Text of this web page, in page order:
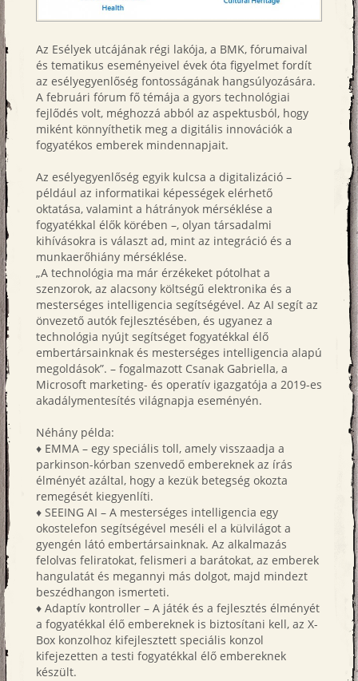
Az Esélyek utcájának régi lakója, a BMK, fórumaival
és tematikus eseményeivel évek óta figyelmet fordít
az esélyegyenlőség fontosságának hangsúlyozására.
A februári fórum fő témája a gyors technológiai
fejlődés volt, méghozzá abból az aspektusból, hogy
miként könnyíthetik meg a digitális innovációk a
fogyatékos emberek mindennapjait.
Az esélyegyenlőség egyik kulcsa a digitalizáció –
például az informatikai képességek elérhető
oktatása, valamint a hátrányok mérséklése a
fogyatékkal élők körében –, olyan társadalmi
kihívásokra is választ ad, mint az integráció és a
munkaerőhiány mérséklése.
„A technológia ma már érzékeket pótolhat a
szenzorok, az alacsony költségű elektronika és a
mesterséges intelligencia segítségével. Az AI segít az
önvezető autók fejlesztésében, és ugyanez a
technológia nyújt segítséget fogyatékkal élő
embertársainknak és mesterséges intelligencia alapú
megoldások”. – fogalmazott Csanak Gabriella, a
Microsoft marketing- és operatív igazgatója a 2019-es
akadálymentesítés világnapja eseményén.
Néhány példa:
♦ EMMA – egy speciális toll, amely visszaadja a
parkinson-kórban szenvedő embereknek az írás
élményét azáltal, hogy a kezük betegség okozta
remegését kiegyenlíti.
♦ SEEING AI – A mesterséges intelligencia egy
okostelefon segítségével meséli el a külvilágot a
gyengén látó embertársainknak. Az alkalmazás
felolvas feliratokat, felismeri a barátokat, az emberek
hangulatát és megannyi más dolgot, majd mindezt
beszédhangon ismerteti.
♦ Adaptív kontroller – A játék és a fejlesztés élményét
a fogyatékkal élő embereknek is biztosítani kell, az X-
Box konzolhoz kifejlesztett speciális konzol
kifejezetten a testi fogyatékkal élő embereknek
készült.